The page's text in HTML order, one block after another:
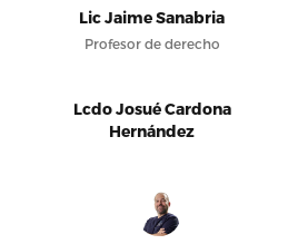
Lic Jaime Sanabria
Profesor de derecho
Lcdo Josué Cardona
Hernández